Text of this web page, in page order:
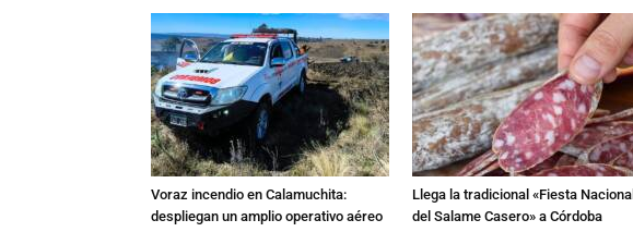
Voraz incendio en Calamuchita:
despliegan un amplio operativo aéreo
Llega la tradicional «Fiesta Nacional
del Salame Casero» a Córdoba